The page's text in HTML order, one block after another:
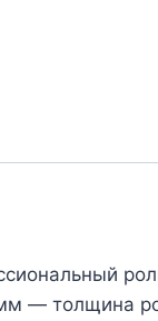
— толщина